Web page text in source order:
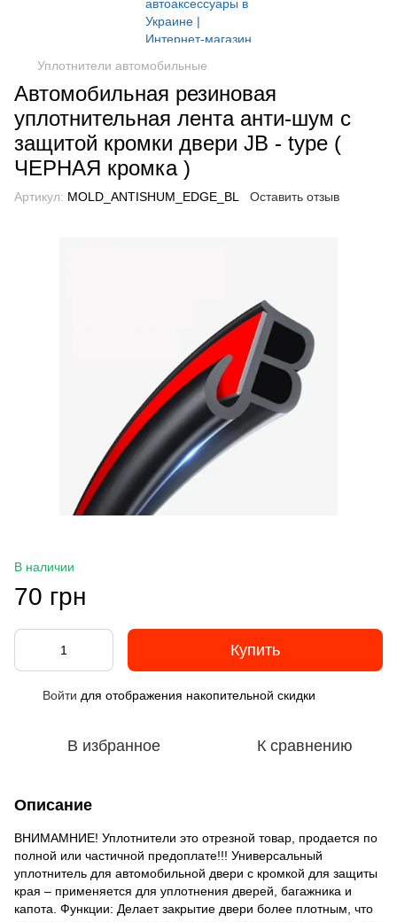
Уплотнители автомобильные
Автомобильная резиновая
уплотнительная лента анти-шум с
защитой кромки двери JB - type (
ЧЕРНАЯ кромка )
Артикул: MOLD_ANTISHUM_EDGE_BL Оставить отзыв
В наличии
70 грн
Купить
Войти для отображения накопительной скидки
В избранное К сравнению
Описание
ВНИМАМНИЕ! Уплотнители это отрезной товар, продается по
полной или частичной предоплате!!! Универсальный
уплотнитель для автомобильной двери с кромкой для защиты
края – применяется для уплотнения дверей, багажника и
капота. Функции: Делает закрытие двери более плотным, что